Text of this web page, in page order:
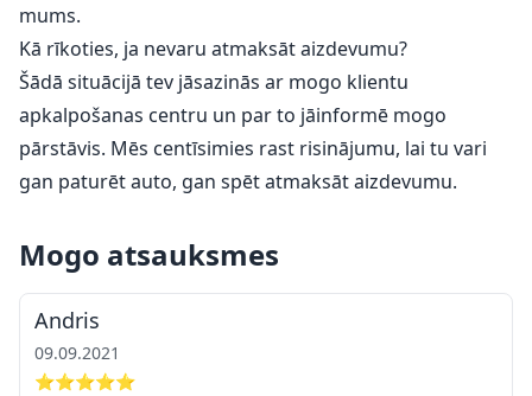
mums.
Kā rīkoties, ja nevaru atmaksāt aizdevumu?
Šādā situācijā tev jāsazinās ar mogo klientu
apkalpošanas centru un par to jāinformē mogo
pārstāvis. Mēs centīsimies rast risinājumu, lai tu vari
gan paturēt auto, gan spēt atmaksāt aizdevumu.
Mogo atsauksmes
Andris
09.09.2021
⭐⭐⭐⭐⭐